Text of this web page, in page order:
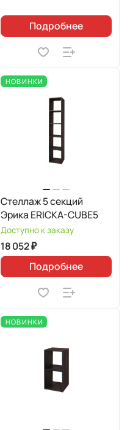
Подробнее
НОВИНКИ
Стеллаж 5 секций
Эрика ERICKA-CUBE5
Доступно к заказу
18 052 ₽
Подробнее
НОВИНКИ